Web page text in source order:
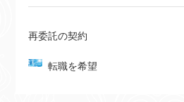
再委託の契約
転職を希望